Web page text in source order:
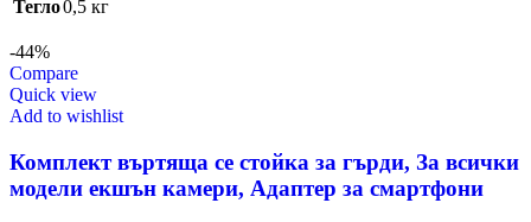
Тегло0,5 кг
-44%
Compare
Quick view
Add to wishlist
Комплект въртяща се стойка за гърди, За всички
модели екшън камери, Адаптер за смартфони